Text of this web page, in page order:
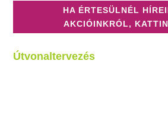
HA ÉRTESÜLNÉL
AKCIÓINKRÓL,
Útvonaltervezés